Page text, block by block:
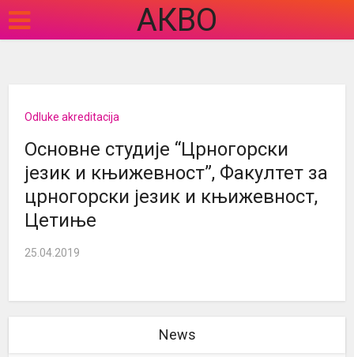
АКВО
Odluke akreditacija
Основне студије “Црногорски
језик и књижевност”, Факултет за
црногорски језик и књижевност,
Цетиње
25.04.2019
News